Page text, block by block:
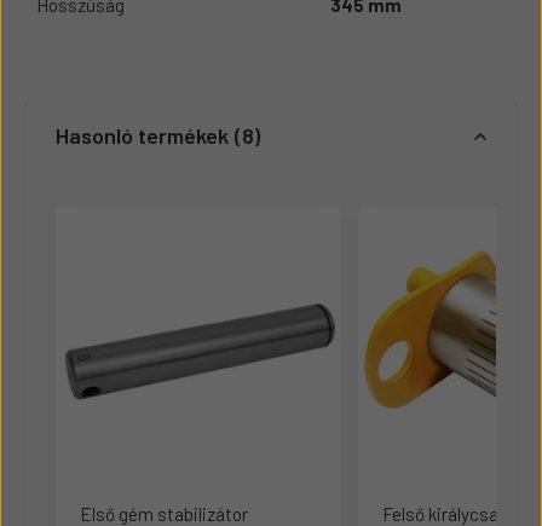
Hosszúság
345 mm
Hasonló termékek 8
Első gém stabilizátor
Felső